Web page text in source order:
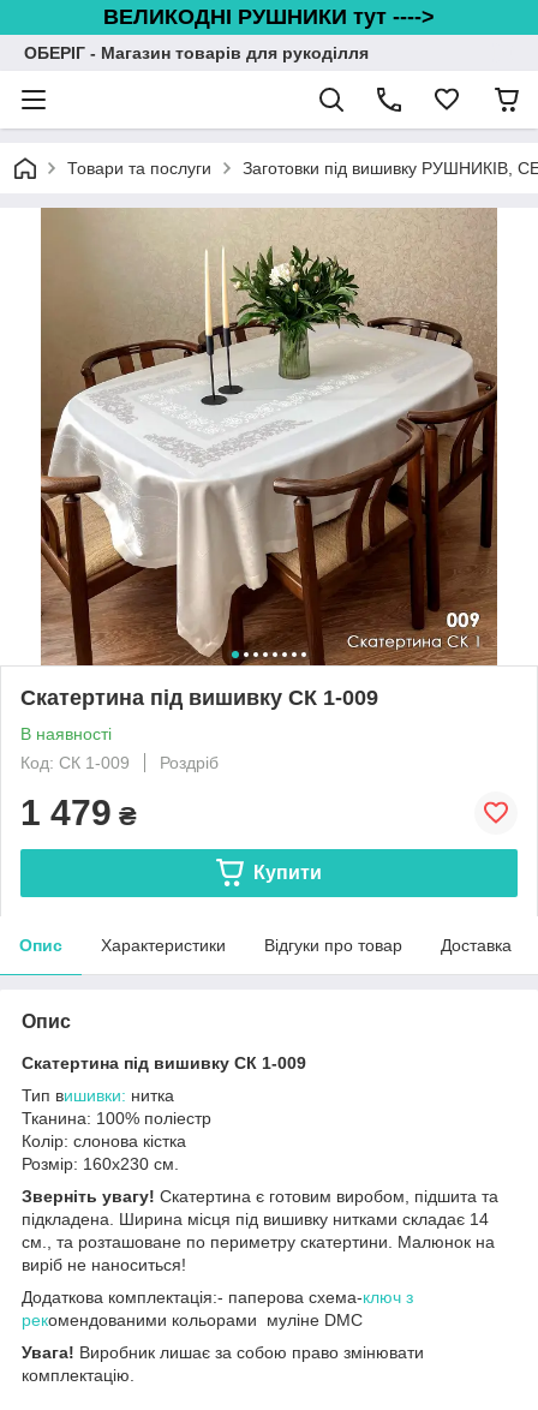
ВЕЛИКОДНІ РУШНИКИ тут ---->
ОБЕРІГ - Магазин товарів для рукоділля
Товари та послуги Заготовки під вишивку РУШНИКІВ,
Скатертина під вишивку СК 1-009
В наявності
Код: СК 1-009
Роздріб
1 479 ₴
Купити
Опис Характеристики Відгуки про товар Доставка
Опис
Скатертина під вишивку СК 1-009
Тип вишивки: нитка
Тканина: 100% поліестр
Колір: слонова кістка
Розмір: 160х230 см.
Зверніть увагу! Скатертина є готовим виробом, підшита та
підкладена. Ширина місця під вишивку нитками складає 14
см., та розташоване по периметру скатертини. Малюнок на
виріб не наноситься!
Додаткова комплектація:- паперова схема-ключ з
рекомендованими кольорами муліне DMC
Увага! Виробник лишає за собою право змінювати
комплектацію.